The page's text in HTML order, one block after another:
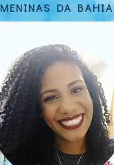
MENINAS DA BAHIA